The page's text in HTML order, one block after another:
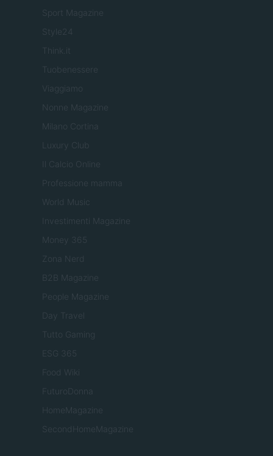
Sport Magazine
Style24
Think.it
Tuobenessere
Viaggiamo
Nonne Magazine
Milano Cortina
Luxury Club
Il Calcio Online
Professione mamma
World Music
Investimenti Magazine
Money 365
Zona Nerd
B2B Magazine
People Magazine
Day Travel
Tutto Gaming
ESG 365
Food Wiki
FuturoDonna
HomeMagazine
SecondHomeMagazine